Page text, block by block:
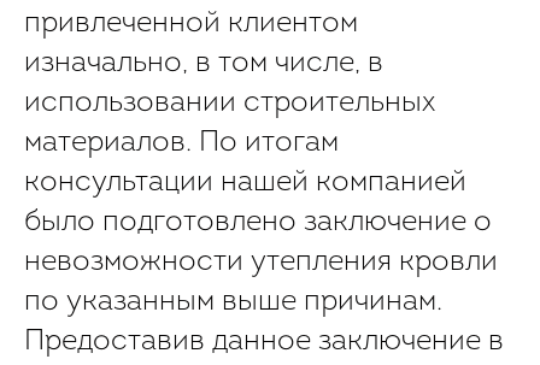
привлеченной клиентом
изначально, в том числе, в
использовании строительных
материалов. По итогам
консультации нашей компанией
было подготовлено заключение о
невозможности утепления кровли
по указанным выше причинам.
Предоставив данное заключение в